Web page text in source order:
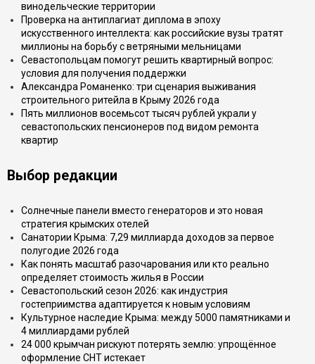
винодельческие территории
Проверка на антиплагиат диплома в эпоху
искусственного интеллекта: как российские вузы тратят
миллионы на борьбу с ветряными мельницами
Севастопольцам помогут решить квартирный вопрос:
условия для получения поддержки
Александра Романенко: три сценария выживания
строительного ритейла в Крыму 2026 года
Пять миллионов восемьсот тысяч рублей украли у
севастопольских пенсионеров под видом ремонта
квартир
Выбор редакции
Солнечные панели вместо генераторов и это новая
стратегия крымских отелей
Санатории Крыма: 7,29 миллиарда доходов за первое
полугодие 2026 года
Как понять масштаб разочарования или кто реально
определяет стоимость жилья в России
Севастопольский сезон 2026: как индустрия
гостеприимства адаптируется к новым условиям
Культурное наследие Крыма: между 5000 памятниками и
4 миллиардами рублей
24 000 крымчан рискуют потерять землю: упрощённое
оформление СНТ истекает